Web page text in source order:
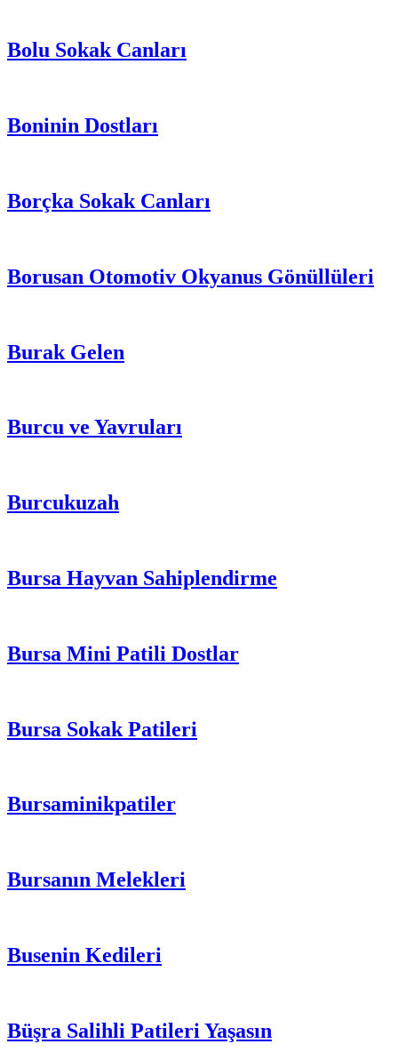
Bolu Sokak Canları
Boninin Dostları
Borçka Sokak Canları
Borusan Otomotiv Okyanus Gönüllüleri
Burak Gelen
Burcu ve Yavruları
Burcukuzah
Bursa Hayvan Sahiplendirme
Bursa Mini Patili Dostlar
Bursa Sokak Patileri
Bursaminikpatiler
Bursanın Melekleri
Busenin Kedileri
Büşra Salihli Patileri Yaşasın